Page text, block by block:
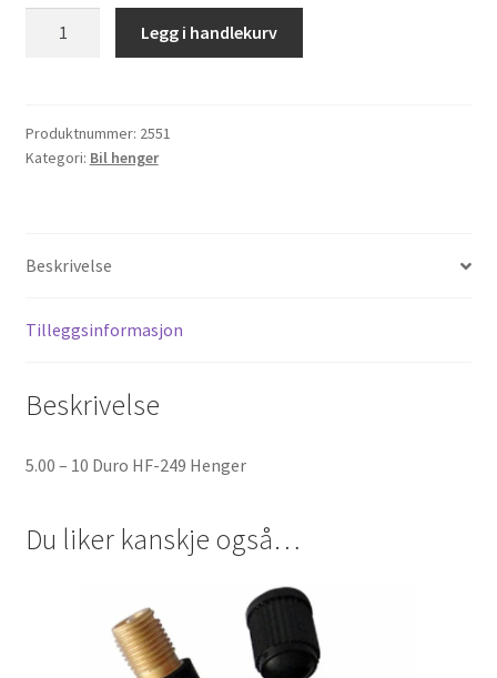
HF-
249
Legg i handlekurv
Produktnummer: 2551
Kategori: Bil henger
Beskrivelse
Tilleggsinformasjon
Beskrivelse
5.00 – 10 Duro HF-249 Henger
Du liker kanskje også…